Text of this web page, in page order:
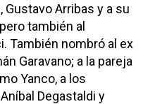
Arribas y a su
también al
También nombró al ex
Garavano; a la pareja
Yanco, a los
Degastaldi y